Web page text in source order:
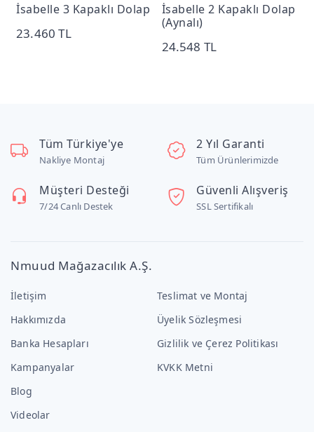
İsabelle 3 Kapaklı Dolap
23.460 TL
İsabelle 2 Kapaklı Dolap
(Aynalı)
24.548 TL
Tüm Türkiye'ye
Nakliye Montaj
2 Yıl Garanti
Tüm Ürünlerimizde
Müşteri Desteği
7/24 Canlı Destek
Güvenli Alışveriş
SSL Sertifikalı
Nmuud Mağazacılık A.Ş.
İletişim
Hakkımızda
Banka Hesapları
Kampanyalar
Blog
Videolar
Teslimat ve Montaj
Üyelik Sözleşmesi
Gizlilik ve Çerez Politikası
KVKK Metni